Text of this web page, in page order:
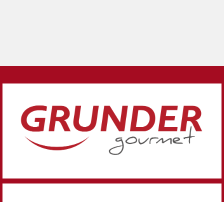
Ihr Partner für Business-, Event- und Privatcatering,
Beratung und Service...
Zu Grunder Gourmet